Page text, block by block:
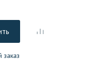
заказ